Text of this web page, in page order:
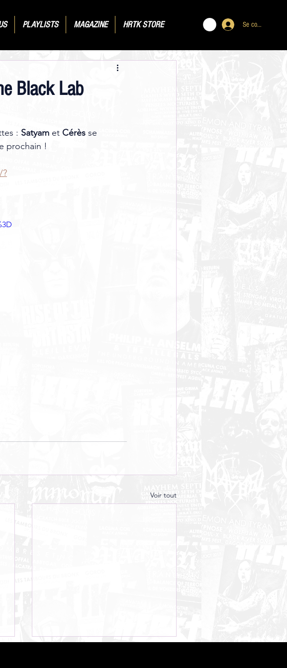
Se connecter
PLAYLISTS MAGAZINE HRTK STORE
Black Lab
: Satyam et Cérès se
prochain !
Voir tout